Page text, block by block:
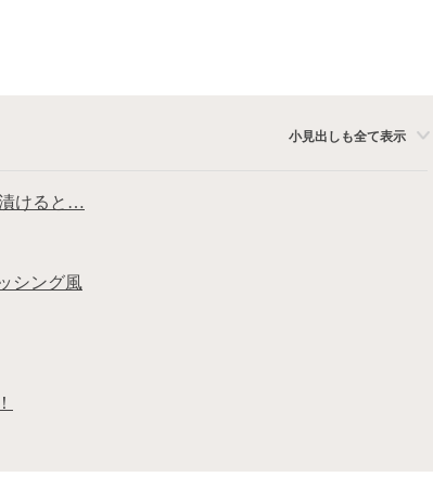
小見出しも全て表示
けると…
シング風